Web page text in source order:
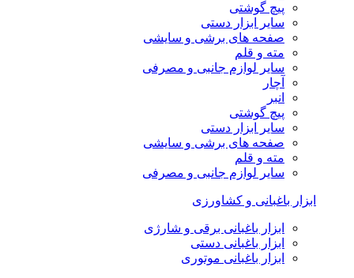
پیچ گوشتی
سایر ابزار دستی
صفحه های برشی و سایشی
مته و قلم
سایر لوازم جانبی و مصرفی
آچار
انبر
پیچ گوشتی
سایر ابزار دستی
صفحه های برشی و سایشی
مته و قلم
سایر لوازم جانبی و مصرفی
ابزار باغبانی و کشاورزی
ابزار باغبانی برقی و شارژی
ابزار باغبانی دستی
ابزار باغبانی موتوری